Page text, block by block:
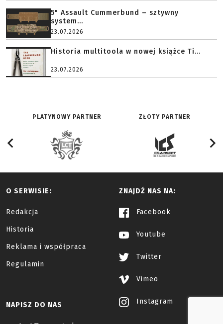
5" Assault Cummerbund – sztywny
system...
23.07.2026
Historia multitoola w nowej książce Ti...
23.07.2026
PLATYNOWY PARTNER ZŁOTY PARTNER
O SERWISIE:
Redakcja
Historia
Reklama i współpraca
Regulamin
ZNAJDŹ NAS NA:
Facebook
Youtube
Twitter
Vimeo
Instagram
NAPISZ DO NAS